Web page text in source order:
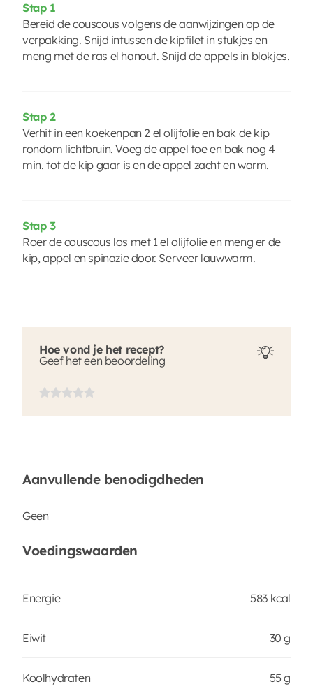
Stap 1
Bereid de couscous volgens de aanwijzingen op de
verpakking. Snijd intussen de kipfilet in stukjes en
meng met de ras el hanout. Snijd de appels in blokjes.
Stap 2
Verhit in een koekenpan 2 el olijfolie en bak de kip
rondom lichtbruin. Voeg de appel toe en bak nog 4
min. tot de kip gaar is en de appel zacht en warm.
Stap 3
Roer de couscous los met 1 el olijfolie en meng er de
kip, appel en spinazie door. Serveer lauwwarm.
Hoe vond je het recept?
Geef het een beoordeling
Aanvullende benodigdheden
Geen
Voedingswaarden
Energie 583 kcal
Eiwit 30 g
Koolhydraten 55 g